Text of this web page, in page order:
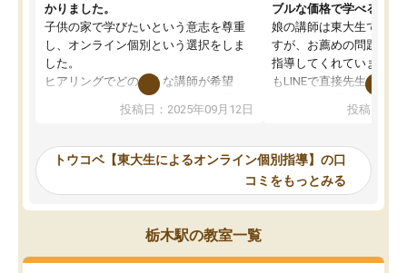
かりました。
子供の家で学びたいという意志を尊重
し、オンライン個別という選択をしま
した。
ヒアリングでどのような講師が希望
か、オプションは付帯するかなど選ぶ
事が出来ました。
ーティングを行い、その講師で良いか
見てから講師を決定する事ができま
す。
うちの子は、初回面談の講師の方で決
投稿日：2025年09月12日
ブルな価格で学べる
娘の講師は東大生では無
すが、お薦めの問題集や
指導してくれています。
もLINEで直接先生に質問
めれるので、個人に合
いなのがあり(有料)、受
ことをどんなスケジュー
くか相談したのですが、
ち期待したものではなく
くなってきたようなので
投稿日：
トウコベ【東大生によるオンライン個別指導】の口
コミをもっとみる
栃木駅の教室一覧